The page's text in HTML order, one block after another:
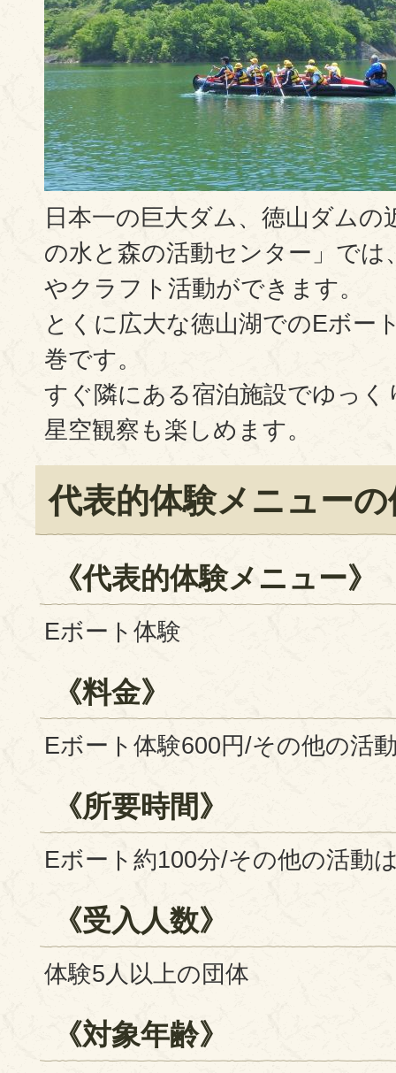
日本一の巨大ダム、徳山ダムの
の水と森の活動センター」では
やクラフト活動ができます。
とくに広大な徳山湖でのEボー
巻です。
すぐ隣にある宿泊施設でゆっく
星空観察も楽しめます。
代表的体験メニュー
《代表的体験メニュー》
Eボート体験
《料金》
Eボート体験600円/その他の活
《所要時間》
Eボート約100分/その他の活動
《受入人数》
体験5人以上の団体
《対象年齢》